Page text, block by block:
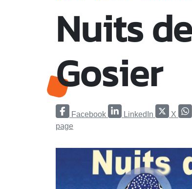
Nuits
Gosier
Facebook LinkedIn X
page